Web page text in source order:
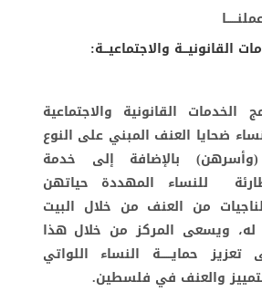
القانونيـــة والاجتماعيـــة:
الخدمات القانونية والاجتماعية
ضحايا العنف المبني على النوع
(وأسرهن) بالإضافة إلى خدمة
للنساء المهددة حياتهن
من العنف من خلال البيت
له، ويسعى المركز من خلال هذا
تعزيز حمايــــــة النساء اللواتي
والعنف في فلسطين.